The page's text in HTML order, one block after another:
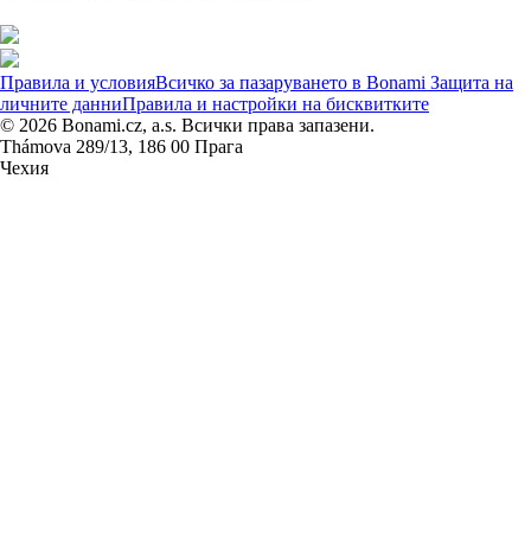
Правила и условияВсичко за пазаруването в Bonami Защита на
личните данниПравила и настройки на бисквитките
© 2026 Bonami.cz, a.s. Всички права запазени.
Thámova 289/13, 186 00 Прага
Чехия